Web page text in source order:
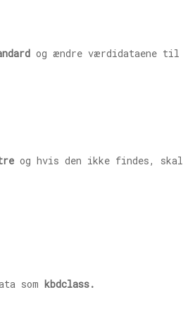
og ændre værdidataene til
og hvis den ikke findes,
som kbdclass.